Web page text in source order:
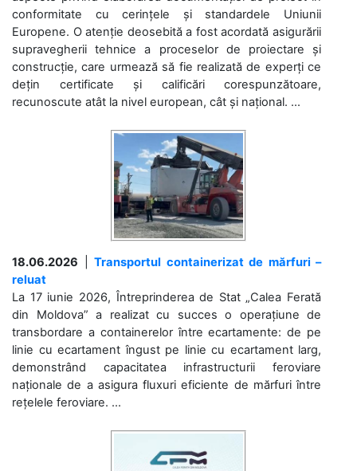
conformitate cu cerințele și standardele Uniunii
Europene. O atenție deosebită a fost acordată asigurării
supravegherii tehnice a proceselor de proiectare și
construcție, care urmează să fie realizată de experți ce
dețin certificate și calificări corespunzătoare,
recunoscute atât la nivel european, cât și național. ...
18.06.2026
Transportul containerizat de mărfuri –
reluat
La 17 iunie 2026, Întreprinderea de Stat „Calea Ferată
din Moldova” a realizat cu succes o operațiune de
transbordare a containerelor între ecartamente: de pe
linie cu ecartament îngust pe linie cu ecartament larg,
demonstrând capacitatea infrastructurii feroviare
naționale de a asigura fluxuri eficiente de mărfuri între
rețelele feroviare. ...